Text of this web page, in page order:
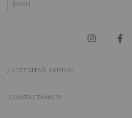
¿NECESITAS AYUDA?
¡CONTACTÁNOS!